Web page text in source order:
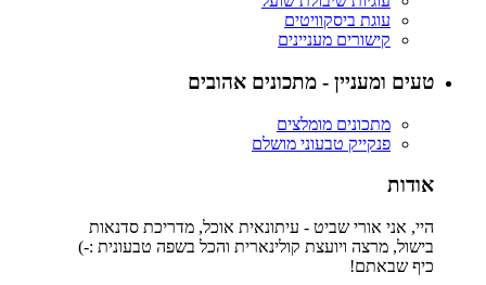
עוגת ביסקוויטים
קישורים מעניינים
טעים ומעניין - מתכונים אהובים
מתכונים מומלצים
פנקייק טבעוני מושלם
אודות
היי, אני אורי שביט - עיתונאית אוכל, מדריכת סדנאות
בישול, מרצה ויועצת קולינארית והכל בשפה טבעונית :-)
כיף שבאתם!